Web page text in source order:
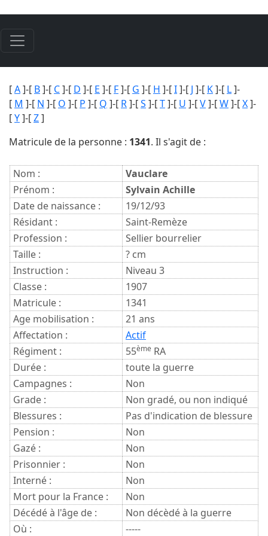
[A]-[ B]-[ C]-[ D ]-[ E ]-[ F]-[ G ]-[ H ]-[I]-[ J ]-[ K]-[ L]-
[ M ]-[ N ]-[ O ]-[ P ]-[ Q ]-[ R]-[S ]-[T]-[ U ]-[V]-[W]-[X]-
[Y]-[Z]
Matricule de la personne : 1341. Il s'agit de :
Nom :
Vauclare
Prénom :
Sylvain Achille
Date de naissance :
19/12/93
Résidant :
Saint-Remèze
Profession :
Sellier bourrelier
Taille :
? cm
Instruction :
Niveau 3
Classe :
1907
Matricule :
1341
Age mobilisation :
21 ans
Affectation :
Actif
Régiment :
55ème RA
Durée :
toute la guerre
Campagnes :
Non
Grade :
Non gradé, ou non indiqué
Blessures :
Pas d'indication de blessure
Pension :
Non
Gazé :
Non
Prisonnier :
Non
Interné :
Non
Mort pour la France :
Non
Décédé à l'âge de :
Non décèdé à la guerre
Où :
-----